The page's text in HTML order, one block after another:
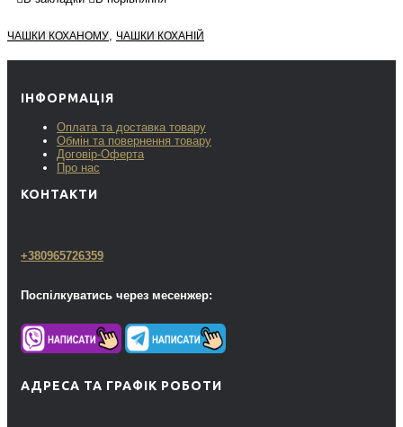
ЧАШКИ КОХАНОМУ, ЧАШКИ КОХАНІЙ
ІНФОРМАЦІЯ
Оплата та доставка товару
Обмін та повернення товару
Договір-Оферта
Про нас
КОНТАКТИ
+380965726359
Поспілкуватись через месенжер:
АДРЕСА ТА ГРАФІК РОБОТИ